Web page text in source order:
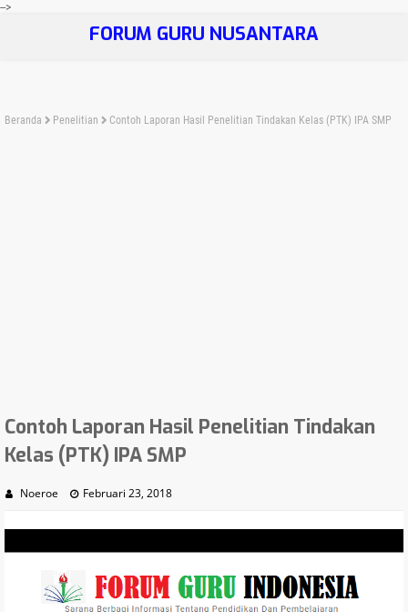
-->
FORUM GURU NUSANTARA
Beranda Penelitian Contoh Laporan Hasil Penelitian Tindakan Kelas (PTK) IPA SMP
Contoh Laporan Hasil Penelitian Tindakan
Kelas (PTK) IPA SMP
Noeroe Februari 23, 2018